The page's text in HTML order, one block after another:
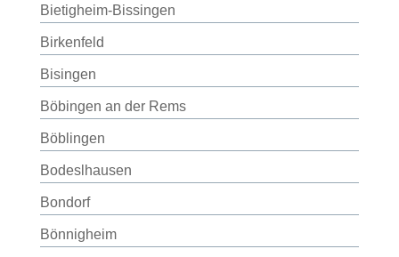
Bietigheim-Bissingen
Birkenfeld
Bisingen
Böbingen an der Rems
Böblingen
Bodeslhausen
Bondorf
Bönnigheim